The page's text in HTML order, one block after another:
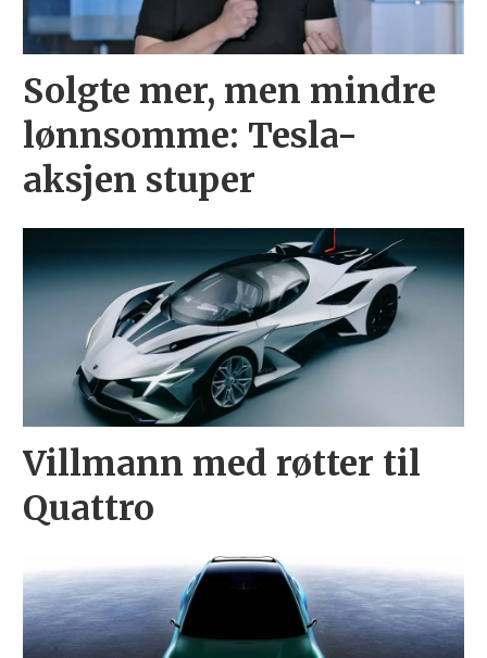
Solgte mer, men mindre
lønnsomme: Tesla-
aksjen stuper
Villmann med røtter til
Quattro